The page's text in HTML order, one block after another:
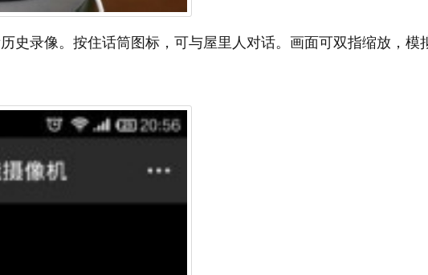
史录像。按住话筒图标，可与屋里人对话。画面可双指缩放，模